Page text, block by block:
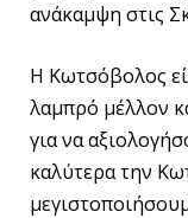
ανάκαμψη στις
Η Κωτσόβολος
λαμπρό μέλλον
για να
καλύτερα την